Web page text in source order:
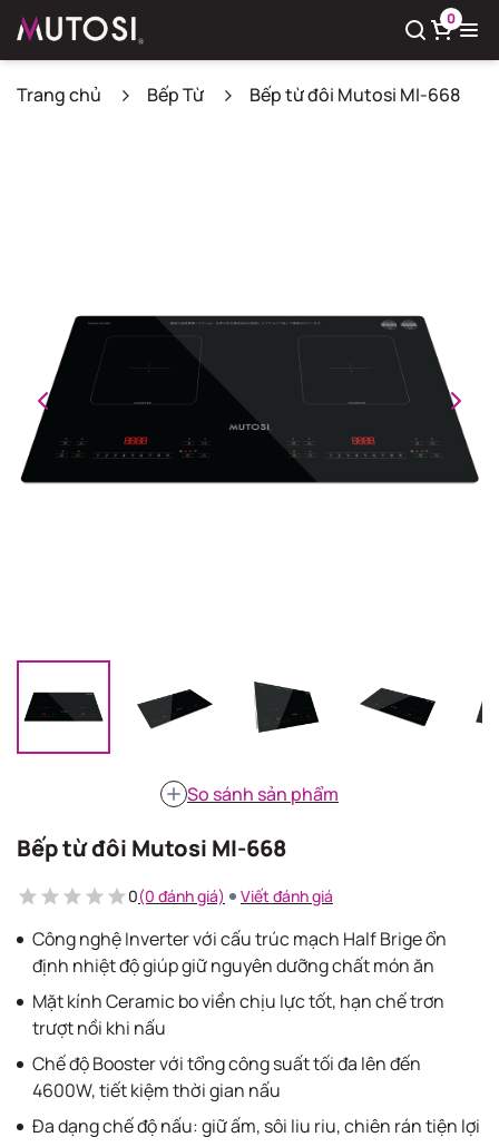
0
Trang chủ Bếp Từ Bếp từ đôi Mutosi MI-668
So sánh sản phẩm
Bếp từ đôi Mutosi MI-668
0(0 đánh giá) Viết đánh giá
Công nghệ Inverter với cấu trúc mạch Half Brige ổn
định nhiệt độ giúp giữ nguyên dưỡng chất món ăn
Mặt kính Ceramic bo viền chịu lực tốt, hạn chế trơn
trượt nồi khi nấu
Chế độ Booster với tổng công suất tối đa lên đến
4600W, tiết kiệm thời gian nấu
Đa dạng chế độ nấu: giữ ấm, sôi liu riu, chiên rán tiện lợi